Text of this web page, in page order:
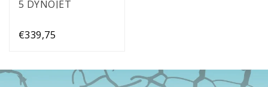
5 DYNOJET
€339,75